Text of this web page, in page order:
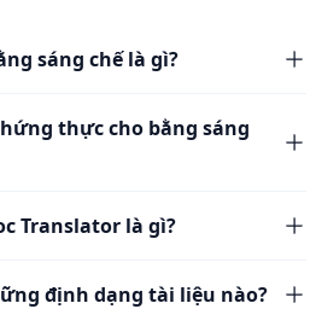
sáng chế là gì?
thực cho bằng sáng
Translator là gì?
định dạng tài liệu nào?